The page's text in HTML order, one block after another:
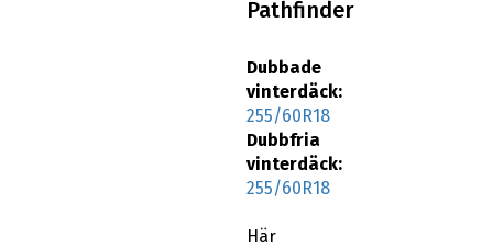
Pathfinder
Dubbade
vinterdäck:
255/60R18
Dubbfria
vinterdäck:
255/60R18
Här